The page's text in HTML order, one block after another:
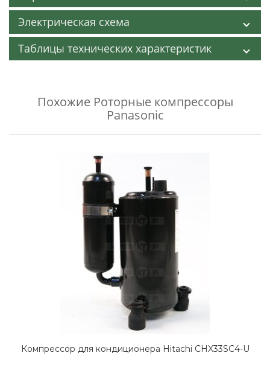
Электрическая схема
Таблицы технических характеристик
Похожие Роторные компрессоры
Panasonic
Компрессор для кондиционера Hitachi CHX33SC4-U